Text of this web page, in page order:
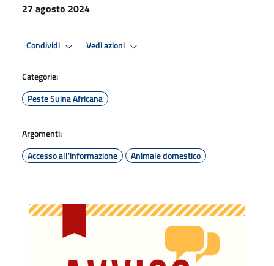
27 agosto 2024
Condividi Vedi azioni
Categorie:
Peste Suina Africana
Argomenti:
Accesso all'informazione
Animale domestico